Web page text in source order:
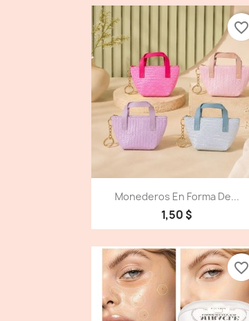
Vista detallada
Monederos En Forma De...
1,50 $
favorite_border
favorite_border